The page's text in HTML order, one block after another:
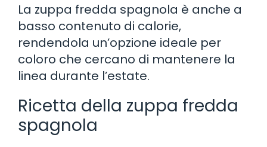
La zuppa fredda spagnola è anche a
basso contenuto di calorie,
rendendola un’opzione ideale per
coloro che cercano di mantenere la
linea durante l’estate.
Ricetta della zuppa fredda
spagnola